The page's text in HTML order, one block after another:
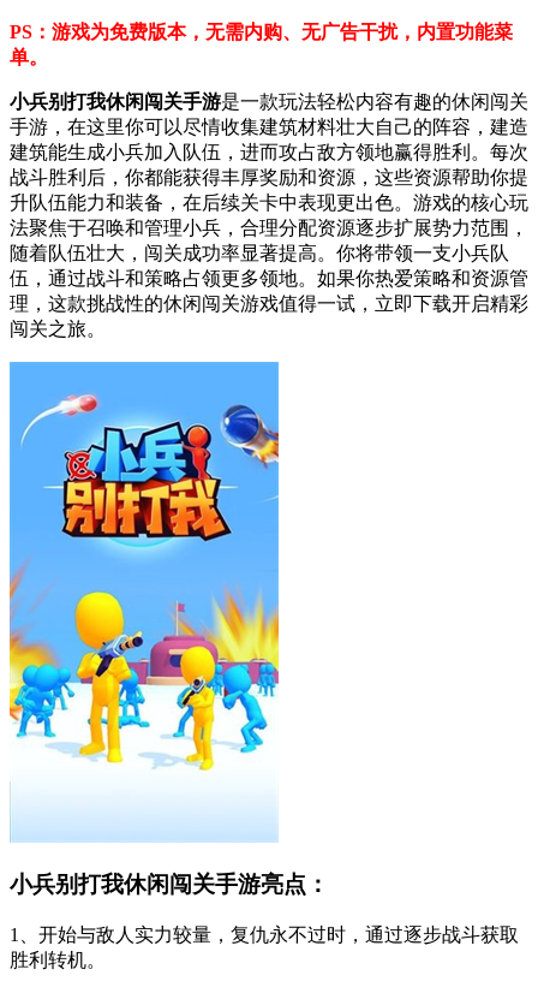
PS：游戏为免费版本，无需内购、无广告干扰，内置功能菜
单。
小兵别打我休闲闯关手游是一款玩法轻松内容有趣的休闲闯关
手游，在这里你可以尽情收集建筑材料壮大自己的阵容，建造
建筑能生成小兵加入队伍，进而攻占敌方领地赢得胜利。每次
战斗胜利后，你都能获得丰厚奖励和资源，这些资源帮助你提
升队伍能力和装备，在后续关卡中表现更出色。游戏的核心玩
法聚焦于召唤和管理小兵，合理分配资源逐步扩展势力范围，
随着队伍壮大，闯关成功率显著提高。你将带领一支小兵队
伍，通过战斗和策略占领更多领地。如果你热爱策略和资源管
理，这款挑战性的休闲闯关游戏值得一试，立即下载开启精彩
闯关之旅。
小兵别打我休闲闯关手游亮点：
1、开始与敌人实力较量，复仇永不过时，通过逐步战斗获取
胜利转机。